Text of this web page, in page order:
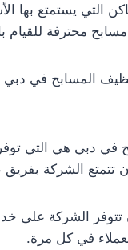
التي يستمتع
محترفة للقيام
المسابح في دبي
دبي هي التي توفر
الشركة
تتوفر الشركة على
في كل مرة.